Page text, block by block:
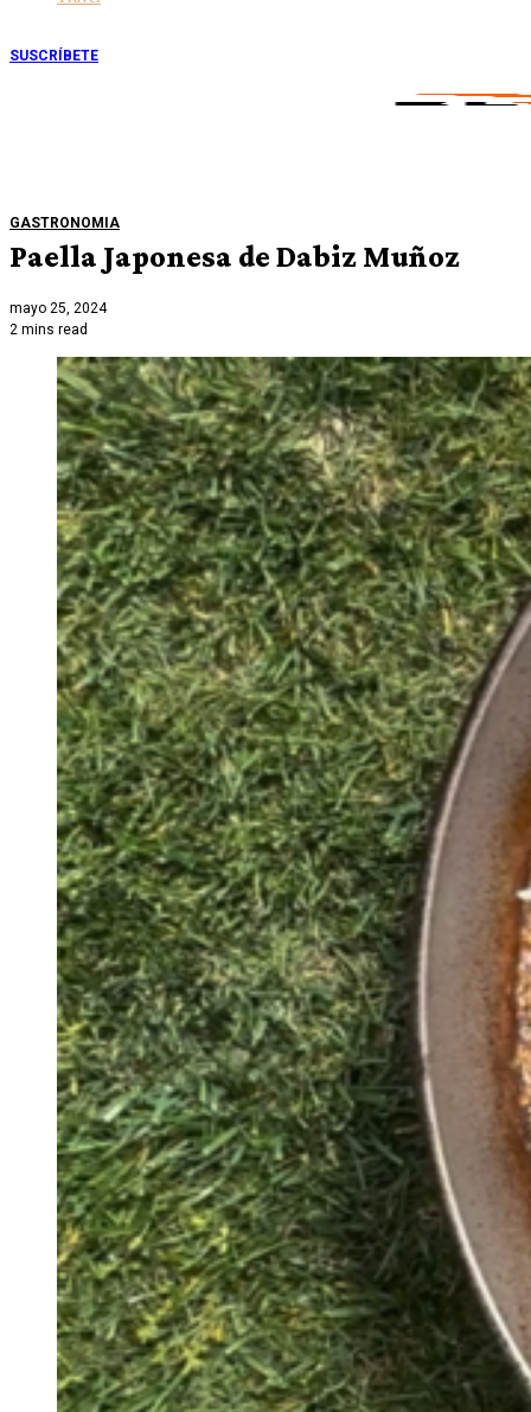
SUSCRÍBETE
GASTRONOMIA
Paella Japonesa de Dabiz Muñoz
mayo 25, 2024
2 mins read